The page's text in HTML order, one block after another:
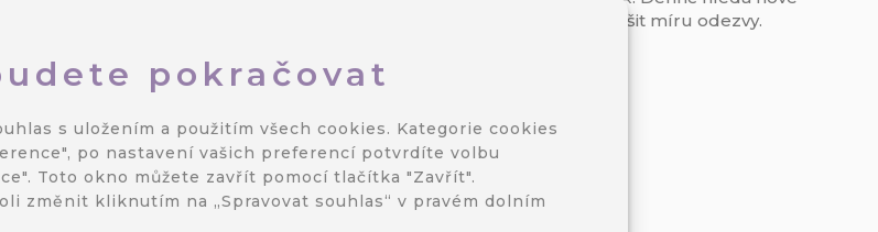
pokračovat
s uložením a použitím všech cookies. Kategorie cookies
po nastavení vašich preferencí potvrdíte volbu
Toto okno můžete zavřít pomocí tlačítka "Zavřít".
změnit kliknutím na „Spravovat souhlas“ v pravém dolním
Zákaznická data,
strategii, bez
způsoby, jak zvýšit míru odezvy.